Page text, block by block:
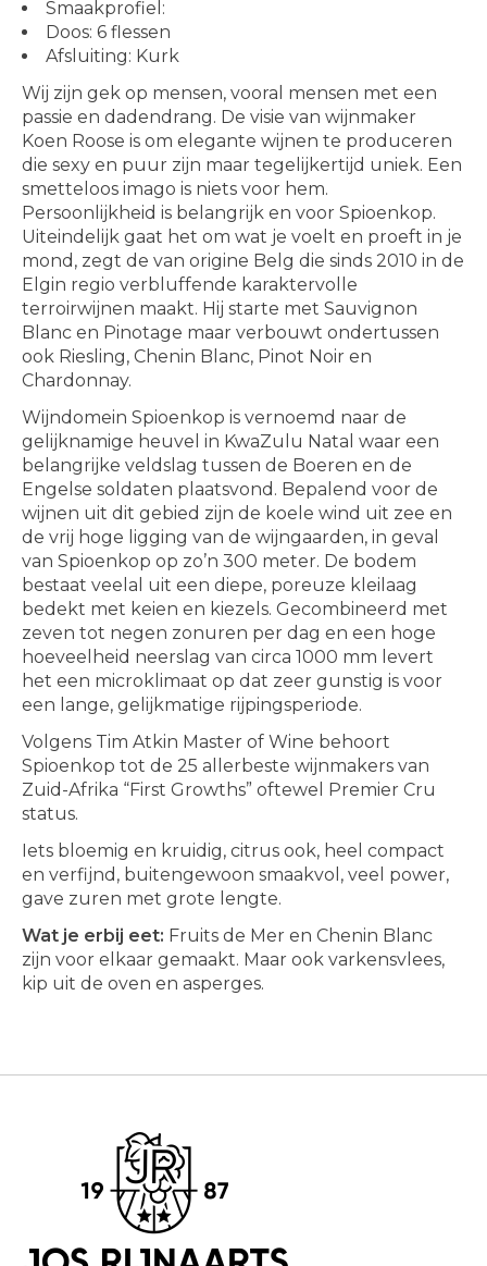
Smaakprofiel:
Doos: 6 flessen
Afsluiting: Kurk
Wij zijn gek op mensen, vooral mensen met een
passie en dadendrang. De visie van wijnmaker
Koen Roose is om elegante wijnen te produceren
die sexy en puur zijn maar tegelijkertijd uniek. Een
smetteloos imago is niets voor hem.
Persoonlijkheid is belangrijk en voor Spioenkop.
Uiteindelijk gaat het om wat je voelt en proeft in je
mond, zegt de van origine Belg die sinds 2010 in de
Elgin regio verbluffende karaktervolle
terroirwijnen maakt. Hij starte met Sauvignon
Blanc en Pinotage maar verbouwt ondertussen
ook Riesling, Chenin Blanc, Pinot Noir en
Chardonnay.
Wijndomein Spioenkop is vernoemd naar de
gelijknamige heuvel in KwaZulu Natal waar een
belangrijke veldslag tussen de Boeren en de
Engelse soldaten plaatsvond. Bepalend voor de
wijnen uit dit gebied zijn de koele wind uit zee en
de vrij hoge ligging van de wijngaarden, in geval
van Spioenkop op zo’n 300 meter. De bodem
bestaat veelal uit een diepe, poreuze kleilaag
bedekt met keien en kiezels. Gecombineerd met
zeven tot negen zonuren per dag en een hoge
hoeveelheid neerslag van circa 1000 mm levert
het een microklimaat op dat zeer gunstig is voor
een lange, gelijkmatige rijpingsperiode.
Volgens Tim Atkin Master of Wine behoort
Spioenkop tot de 25 allerbeste wijnmakers van
Zuid-Afrika “First Growths” oftewel Premier Cru
status.
Iets bloemig en kruidig, citrus ook, heel compact
en verfijnd, buitengewoon smaakvol, veel power,
gave zuren met grote lengte.
Wat je erbij eet: Fruits de Mer en Chenin Blanc
zijn voor elkaar gemaakt. Maar ook varkensvlees,
kip uit de oven en asperges.